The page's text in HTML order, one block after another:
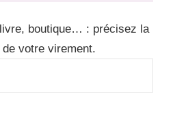
boutique… : précisez la
votre virement.